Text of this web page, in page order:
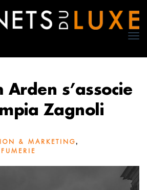
Arden s’associe
Zagnoli
& MARKETING,